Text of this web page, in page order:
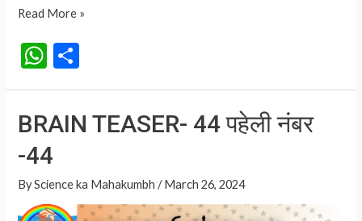
BRAIN
45
-45
Read More »
W
h
at
s
A
p
p
h
ar
e
BRAIN TEASER- 44 पहेली नंबर
-44
ByScience ka Mahakumbh /March 26, 2024